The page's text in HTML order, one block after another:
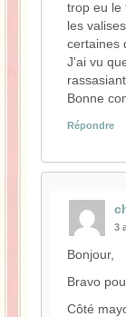
trop eu le
les
certaines
J'ai vu
Bonne
Répondre
3
Bonjour,
Bravo
Côté